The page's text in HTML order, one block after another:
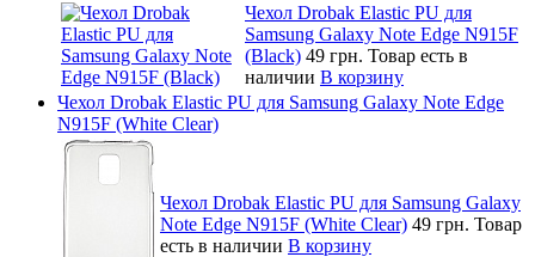
Чехол Drobak Elastic PU для
Samsung Galaxy Note Edge N915F
(Black) 49 грн. Товар есть в
наличии В корзину
Чехол Drobak Elastic PU для Samsung Galaxy Note Edge
N915F (White Clear)
Чехол Drobak Elastic PU для Samsung Galaxy
Note Edge N915F (White Clear) 49 грн. Товар
есть в наличии В корзину